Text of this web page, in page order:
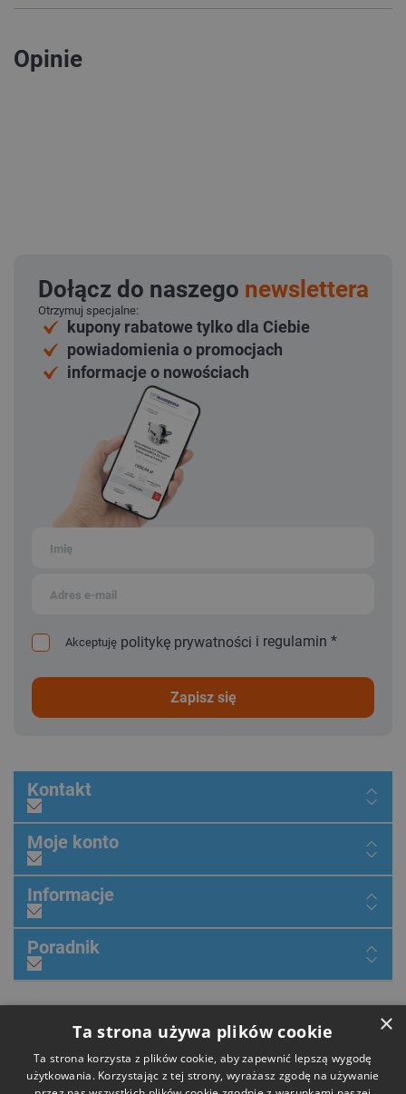
Opinie
Dołącz do naszego newslettera
Otrzymuj specjalne:
kupony rabatowe tylko dla Ciebie
powiadomienia o promocjach
informacje o nowościach
Akceptuję politykę prywatności i regulamin *
zapisz się
Kontakt
Moje konto
Informacje
Poradnik
×
Ta strona używa plików cookie
Ta strona korzysta z plików cookie, aby zapewnić lepszą wygodę
użytkowania. Korzystając z tej strony, wyrażasz zgodę na używanie